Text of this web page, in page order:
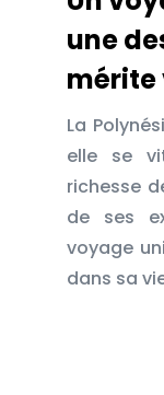
une
La
elle se
richesse
de ses
voyage
dans sa